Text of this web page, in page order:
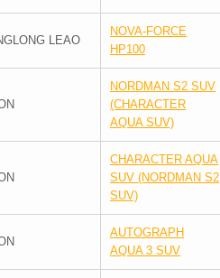
LEAO
NOVA-FORCE
HP100
NORDMAN S2 SUV
(CHARACTER
AQUA SUV)
CHARACTER AQUA
SUV (NORDMAN S2
SUV)
AUTOGRAPH
AQUA 3 SUV